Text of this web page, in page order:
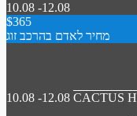
10.08 -12.08
$365
מחיר לאדם בהרכב זוג
10.08 -12.08 CACTUS